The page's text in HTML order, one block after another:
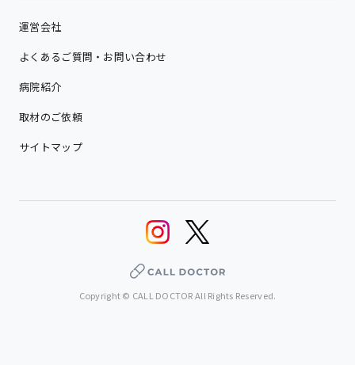
運営会社
よくあるご質問・お問い合わせ
病院紹介
取材のご依頼
サイトマップ
Copyright © CALL DOCTOR All Rights Reserved.